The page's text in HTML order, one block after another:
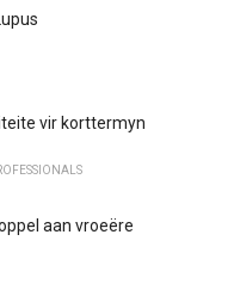
vir korttermyn
aan vroeëre